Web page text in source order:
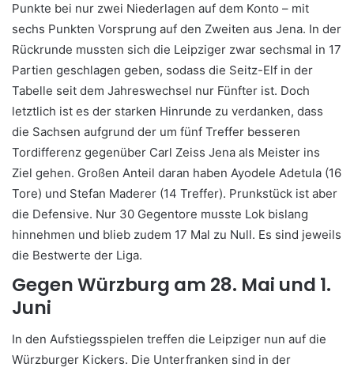
Punkte bei nur zwei Niederlagen auf dem Konto – mit
sechs Punkten Vorsprung auf den Zweiten aus Jena. In der
Rückrunde mussten sich die Leipziger zwar sechsmal in 17
Partien geschlagen geben, sodass die Seitz-Elf in der
Tabelle seit dem Jahreswechsel nur Fünfter ist. Doch
letztlich ist es der starken Hinrunde zu verdanken, dass
die Sachsen aufgrund der um fünf Treffer besseren
Tordifferenz gegenüber Carl Zeiss Jena als Meister ins
Ziel gehen. Großen Anteil daran haben Ayodele Adetula (16
Tore) und Stefan Maderer (14 Treffer). Prunkstück ist aber
die Defensive. Nur 30 Gegentore musste Lok bislang
hinnehmen und blieb zudem 17 Mal zu Null. Es sind jeweils
die Bestwerte der Liga.
Gegen Würzburg am 28. Mai und 1.
Juni
In den Aufstiegsspielen treffen die Leipziger nun auf die
Würzburger Kickers. Die Unterfranken sind in der